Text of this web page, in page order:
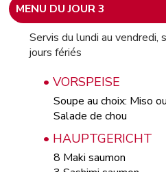
MENU DU JOUR 3
Servis du lundi au
jours fériés
• VORSPEISE
Soupe au choix: Miso
Salade de chou
• HAUPTGERICHT
8 Maki saumon